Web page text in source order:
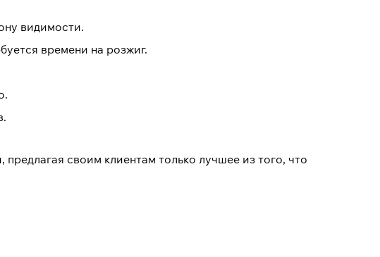
видимости.
времени на розжиг.
своим клиентам только лучшее из того, что